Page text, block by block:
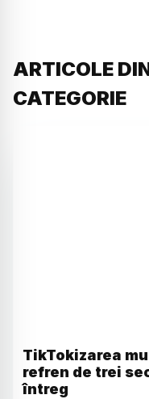
ARTICOLE
CATEGORIE
TikTokizarea
refren de trei
întreg